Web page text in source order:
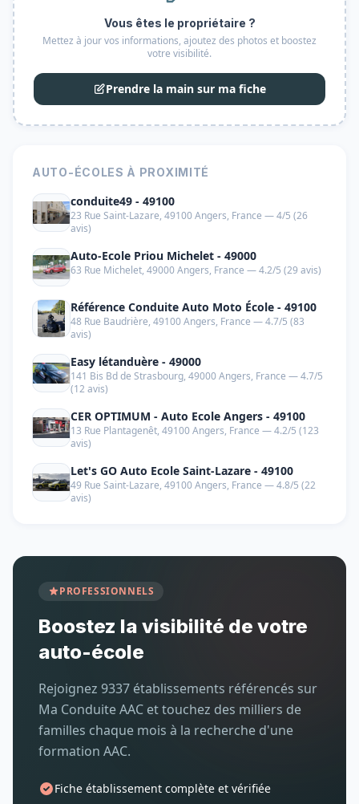
Vous êtes le propriétaire ?
Mettez à jour vos informations, ajoutez des photos et boostez
votre visibilité.
Prendre la main sur ma fiche
AUTO-ÉCOLES À PROXIMITÉ
conduite49 - 49100
23 Rue Saint-Lazare, 49100 Angers, France — 4/5 (26
avis)
Auto-Ecole Priou Michelet - 49000
63 Rue Michelet, 49000 Angers, France — 4.2/5 (29 avis)
Référence Conduite Auto Moto École - 49100
48 Rue Baudrière, 49100 Angers, France — 4.7/5 (83
avis)
Easy létanduère - 49000
141 Bis Bd de Strasbourg, 49000 Angers, France — 4.7/5
(12 avis)
CER OPTIMUM - Auto Ecole Angers - 49100
13 Rue Plantagenêt, 49100 Angers, France — 4.2/5 (123
avis)
Let's GO Auto Ecole Saint-Lazare - 49100
49 Rue Saint-Lazare, 49100 Angers, France — 4.8/5 (22
avis)
PROFESSIONNELS
Boostez la visibilité de votre
auto-école
Rejoignez 9337 établissements référencés sur
Ma Conduite AAC et touchez des milliers de
familles chaque mois à la recherche d'une
formation AAC.
Fiche établissement complète et vérifiée